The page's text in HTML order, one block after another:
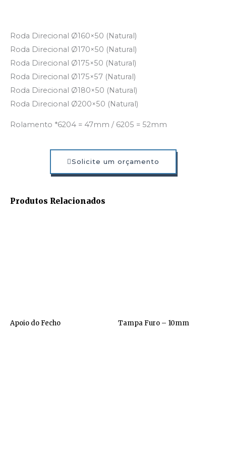
Roda Direcional Ø160×50 (Natural)
Roda Direcional Ø170×50 (Natural)
Roda Direcional Ø175×50 (Natural)
Roda Direcional Ø175×57 (Natural)
Roda Direcional Ø180×50 (Natural)
Roda Direcional Ø200×50 (Natural)
Rolamento *6204 = 47mm / 6205 = 52mm
Solicite um orçamento
Produtos Relacionados
Apoio do Fecho Tampa Furo – 10mm